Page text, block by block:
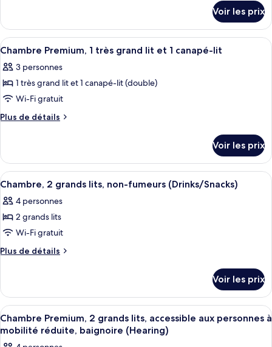
Chambre,
très
grand
lit,
accessible
personnes
réduite
(Hearing
&
Mobility)
le
type
de
Chambre,
grand
lit,
accessible
à
mobilité
réduite
(Hearing
&
Mobility)
Voir les prix
Afficher
toutes
les
photos
pour
ce
chambre :
Chambre
Premium,
très
grand
lit
et
lit
Une chambre d’hôtel avec un
5
Chambre Premium, 1 très grand lit et 1 canapé-lit
3 personnes
1 très grand lit et 1 canapé-lit (double)
Wi-Fi gratuit
Plus de détails
Plus
le
type
de
Chambre
Premium,
très
grand
lit
canapé-
Voir les prix
Afficher
toutes
les
photos
pour
ce
chambre :
Chambre,
2
grands
Une chambre d’hôtel avec deux lits,
5
Chambre, 2 grands lits, non-fumeurs (Drinks/Snacks)
4 personnes
2 grands lits
Wi-Fi gratuit
Plus de détails
Plus
le
type
de
chambre
Voir les prix
Afficher
toutes
les
Une chambre d’hôtel avec deux lits,
6
Chambre Premium, 2 grands lits, accessible aux personnes à
mobilité réduite, baignoire (Hearing)